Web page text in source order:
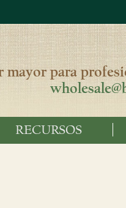
mayor para
RECURSOS